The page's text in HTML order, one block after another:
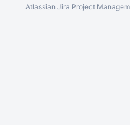
Atlassian Jira Project